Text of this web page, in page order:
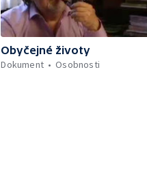
Obyčejné životy
Dokument
Osobnosti